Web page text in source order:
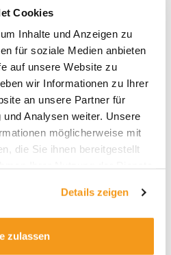
Cookies
Inhalte und Anzeigen zu
für soziale Medien anbieten
auf unsere Website zu
wir Informationen zu Ihrer
an unsere Partner für
Analysen weiter. Unsere
möglicherweise mit
die Sie ihnen bereitgestellt
Details zeigen
zulassen
als die Verluste bei
waren die Signale der
Februar-Drittel
Zehnjährigen US-
3,9 Prozent. Auch Bund-
zeigt, dass die Bären
Bereits im vergangenen
Volatilität der